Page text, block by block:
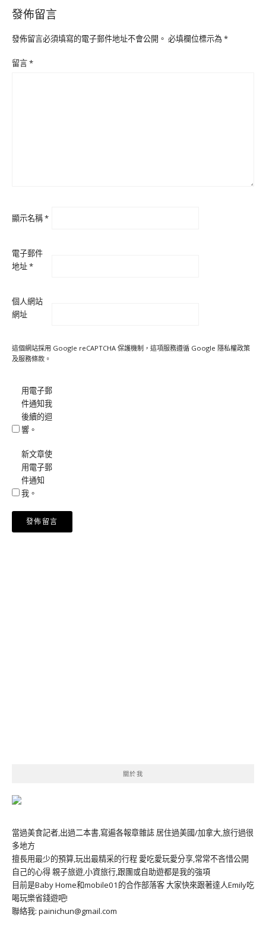
發佈留言
發佈留言必須填寫的電子郵件地址不會公開。 必填欄位標示為*
留言*
顯示名稱*
電子郵件
地址*
個人網站
網址
這個網站採用 Google reCAPTCHA 保護機制，這項服務遵循 Google 隱私權政策
及服務條款 。
用電子郵
件通知我
後續的迴
響。
新文章使
用電子郵
件通知
我。
關於我
當過美食記者,出過二本書,寫遍各報章雜誌 居住過美國/加拿大,旅行過很
多地方
擅長用最少的預算,玩出最精采的行程 愛吃愛玩愛分享,常常不吝惜公開
自己的心得 親子旅遊,小資旅行,跟團或自助遊都是我的強項
目前是Baby Home和mobile01的合作部落客 大家快來跟著達人Emily吃
喝玩樂省錢遊吧!
聯絡我: painichun@gmail.com